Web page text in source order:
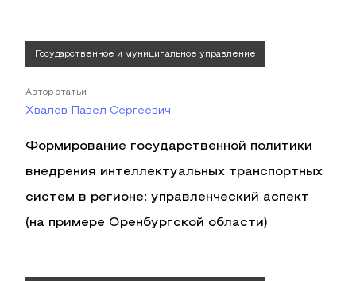
Государственное и муниципальное управление
Автор статьи
Хвалев Павел Сергеевич
Формирование государственной политики
внедрения интеллектуальных транспортных
систем в регионе: управленческий аспект
(на примере Оренбургской области)